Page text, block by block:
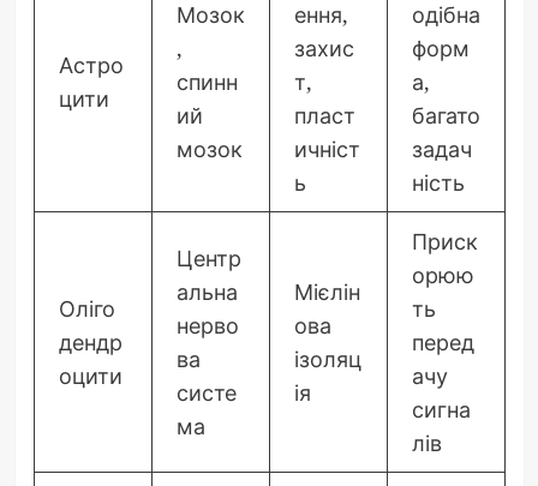
Астро
цити
Мозок
,
спинн
ий
мозок
ення,
захис
т,
пласт
ичніст
ь
одібна
форм
а,
багато
задач
ність
Оліго
дендр
оцити
Центр
альна
нерво
ва
систе
ма
Мієлін
ова
ізоляц
ія
Приск
орюю
ть
перед
ачу
сигна
лів